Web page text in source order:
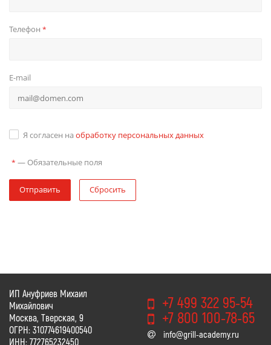
Телефон *
E-mail
Я согласен на обработку персональных данных
* — Обязательные поля
Отправить Сбросить
ИП Ануфриев Михаил
Михайлович
Москва, Тверская, 9
ОГРН: 310774619400540
ИНН: 772765232450
+7 499 322 95-54
+7 800 100-78-65
info@grill-academy.ru